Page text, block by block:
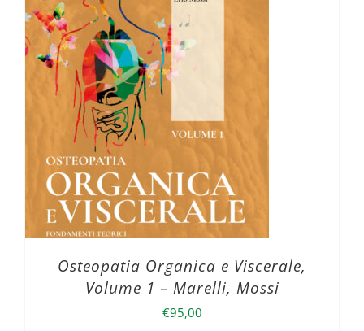
Osteopatia Organica e Viscerale,
Volume 1 – Marelli, Mossi
€95,00